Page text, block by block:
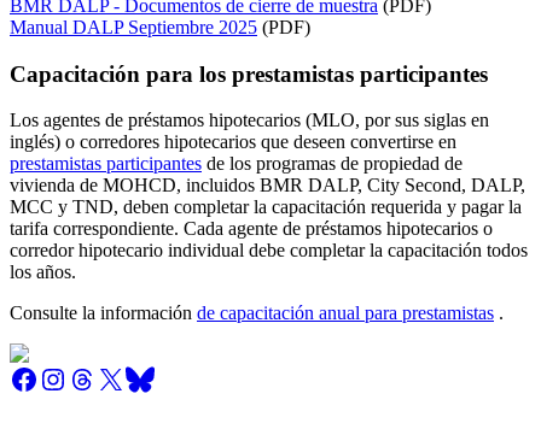
BMR DALP - Documentos de cierre de muestra (PDF)
Manual DALP Septiembre 2025 (PDF)
Capacitación para los prestamistas participantes
Los agentes de préstamos hipotecarios (MLO, por sus siglas en
inglés) o corredores hipotecarios que deseen convertirse en
prestamistas participantes de los programas de propiedad de
vivienda de MOHCD, incluidos BMR DALP, City Second, DALP,
MCC y TND, deben completar la capacitación requerida y pagar la
tarifa correspondiente. Cada agente de préstamos hipotecarios o
corredor hipotecario individual debe completar la capacitación todos
los años.
Consulte la información de capacitación anual para prestamistas .